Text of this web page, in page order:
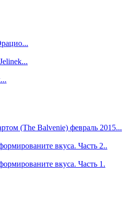
(The Balvenie) февраль 2015...
вкуса. Часть 2..
вкуса. Часть 1.